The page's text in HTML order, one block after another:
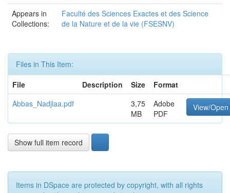
Appears in
Collections:
Faculté des Sciences Exactes et des Science
de la Nature et de la vie (FSESNV)
Files in This Item:
File
Description Size
Format
Abbas_Nadjlaa.pdf
3,75
MB
Adobe
PDF
View/Open
Show full item record
Items in DSpace are protected by copyright, with all rights